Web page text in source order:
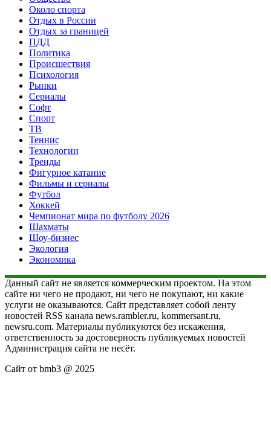
Около спорта
Отдых в России
Отдых за границей
ПДД
Политика
Происшествия
Психология
Рынки
Сериалы
Софт
Спорт
ТВ
Теннис
Технологии
Тренды
Фигурное катание
Фильмы и сериалы
Футбол
Хоккей
Чемпионат мира по футболу 2026
Шахматы
Шоу-бизнес
Экология
Экономика
Данный сайт не является коммерческим проектом. На этом
сайте ни чего не продают, ни чего не покупают, ни какие
услуги не оказываются. Сайт представляет собой ленту
новостей RSS канала news.rambler.ru, kommersant.ru,
newsru.com. Материалы публикуются без искажения,
ответственность за достоверность публикуемых новостей
Администрация сайта не несёт.
Сайт от bmb3 @ 2025